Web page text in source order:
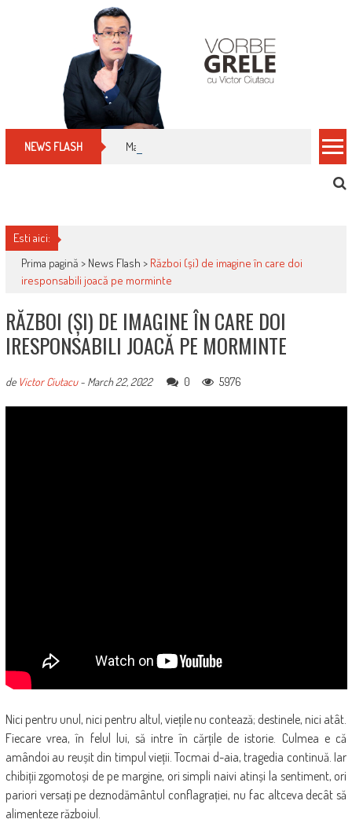
NEWS FLASH Manualul micului cititor de facturi: nu plăti
Esti aici:
Prima pagină > News Flash > Război (și) de imagine în care doi
iresponsabili joacă pe morminte
RĂZBOI (ȘI) DE IMAGINE ÎN CARE DOI
IRESPONSABILI JOACĂ PE MORMINTE
de Victor Ciutacu- March 22, 2022 0 5976
Nici pentru unul, nici pentru altul, viețile nu contează; destinele, nici atât.
Fiecare vrea, în felul lui, să intre în cărțile de istorie. Culmea e că
amândoi au reușit din timpul vieții. Tocmai d-aia, tragedia continuă. Iar
chibiții zgomotoși de pe margine, ori simpli naivi atinși la sentiment, ori
pariori versați pe deznodământul conflagrației, nu fac altceva decât să
alimenteze războiul.